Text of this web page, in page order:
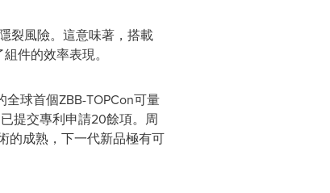
裂風險。這意味著，搭載
件的效率表現。
球首個ZBB-TOPCon可量
提交專利申請20餘項。周
的成熟，下一代新品極有可